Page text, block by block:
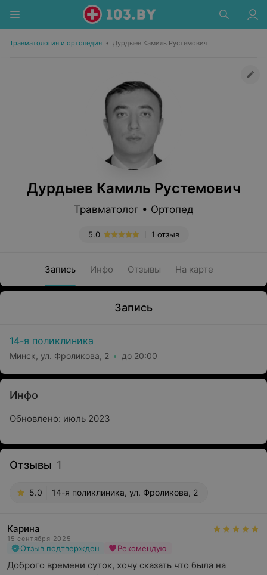
Травматология и ортопедия • Дурдыев Камиль Рустемович
Дурдыев Камиль Рустемович
Травматолог • Ортопед
1 отзыв
5.0
Запись Инфо Отзывы На карте
Запись
14-я поликлиника
Минск, ул. Фроликова, 2 до 20:00
Инфо
Обновлено: июль 2023
Отзывы 1
5.0 14-я поликлиника, ул. Фроликова, 2
Карина
15 сентября 2025
Отзыв подтвержден Рекомендую
Доброго времени суток, хочу сказать что была на